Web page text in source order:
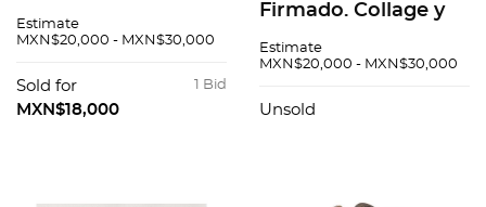
fechada 84.
montada en
cartoncillo. 45x60cm
Estimate
MXN$20,000 - MXN$30,000
1 Bid
Sold for
MXN$18,000
Firmado. Collage y
papel. 33 x 43.5 cm
Estimate
MXN$20,000 - MXN$30,000
Unsold